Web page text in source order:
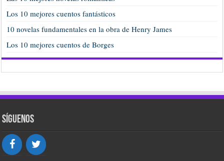
Los 10 mejores cuentos fantásticos
10 novelas fundamentales en la obra de Henry James
Los 10 mejores cuentos de Borges
Síguenos